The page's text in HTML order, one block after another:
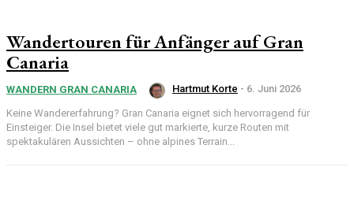
Wandertouren für Anfänger auf Gran
Canaria
WANDERN GRAN CANARIA Hartmut Korte - 6. Juni 2026
Keine Wandererfahrung? Gran Canaria eignet sich hervorragend für
Einsteiger. Die Insel bietet viele gut markierte, kurze Routen mit
spektakulären Aussichten – ohne alpines Terrain...